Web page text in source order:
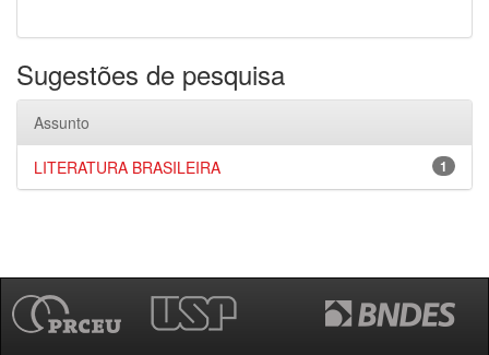
Sugestões de pesquisa
Assunto
1
LITERATURA BRASILEIRA